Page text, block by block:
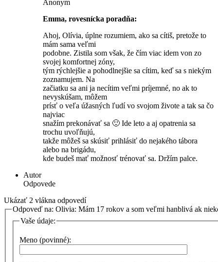
Anonym
Emma, rovesnícka poradňa:
Ahoj, Olívia, úplne rozumiem, ako sa cítiš, pretože to
mám sama veľmi
podobne. Zistila som však, že čím viac idem von zo
svojej komfortnej zóny,
tým rýchlejšie a pohodlnejšie sa cítim, keď sa s niekým
zoznamujem. Na
začiatku sa ani ja necítim veľmi príjemné, no ak to
nevyskúšam, môžem
prísť o veľa úžasných ľudí vo svojom živote a tak sa čo
najviac
snažím prekonávať sa 🙂 Ide leto a aj opatrenia sa
trochu uvoľňujú,
takže môžeš sa skúsiť prihlásiť do nejakého tábora
alebo na brigádu,
kde budeš mať možnosť trénovať sa. Držím palce.
Autor
Odpovede
Ukázať 2 vlákna odpovedí
Odpoveď na: Olivia: Mám 17 rokov a som veľmi hanblivá ak
Vaše údaje:
Meno (povinné):